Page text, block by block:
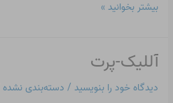
بیشتر بخوانید »
آللیک-پرت
دیدگاه‌ خود را بنویسید / دسته‌بندی نشده
آللیک-